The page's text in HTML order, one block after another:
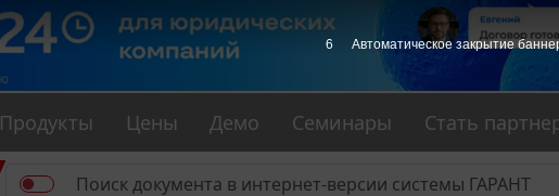
Продукты Цены Демо Семинары Стать
5 Автоматическое закрытие